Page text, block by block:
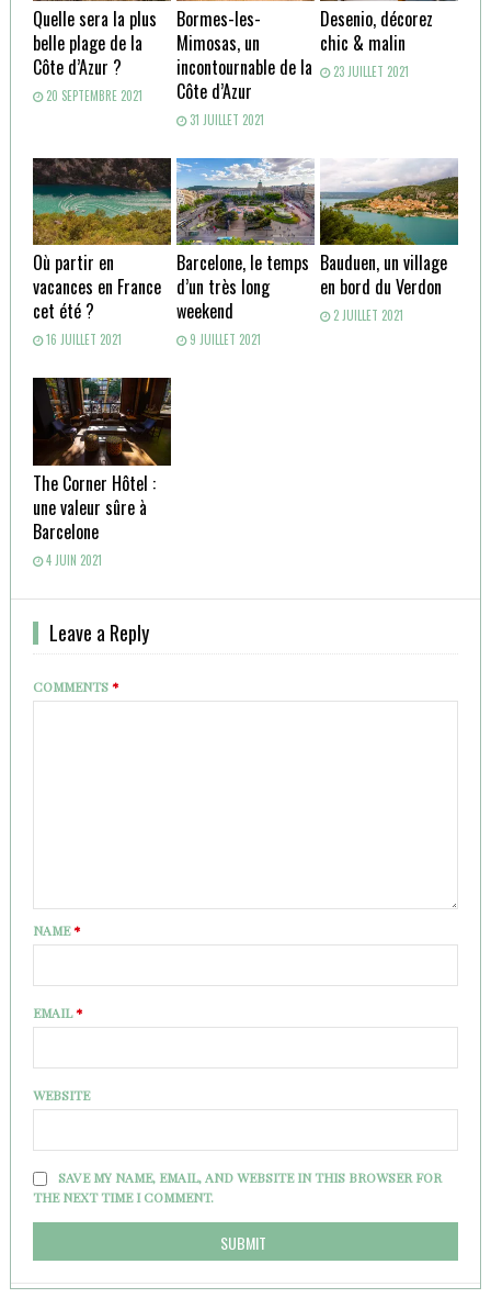
Quelle sera la plus
belle plage de la
Côte d’Azur ?
20 SEPTEMBRE 2021
Bormes-les-
Mimosas, un
incontournable de la
Côte d’Azur
31 JUILLET 2021
Desenio, décorez
chic & malin
23 JUILLET 2021
Où partir en
vacances en France
cet été ?
16 JUILLET 2021
Barcelone, le temps
d’un très long
weekend
9 JUILLET 2021
Bauduen, un village
en bord du Verdon
2 JUILLET 2021
The Corner Hôtel :
une valeur sûre à
Barcelone
4 JUIN 2021
Leave a Reply
COMMENTS*
NAME*
EMAIL*
WEBSITE
SAVE MY NAME, EMAIL, AND WEBSITE IN THIS BROWSER FOR
THE NEXT TIME I COMMENT.